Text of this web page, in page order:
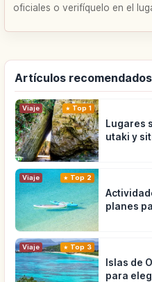
oficiales o verifíquelo en el
Artículos
Viaje Top 1
Lugares
utaki y
Viaje Top 2
planes
Viaje Top 3
Islas de
para